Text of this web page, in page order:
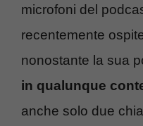
microfoni del
recentemente
nonostante la sua
in qualunque
anche solo due